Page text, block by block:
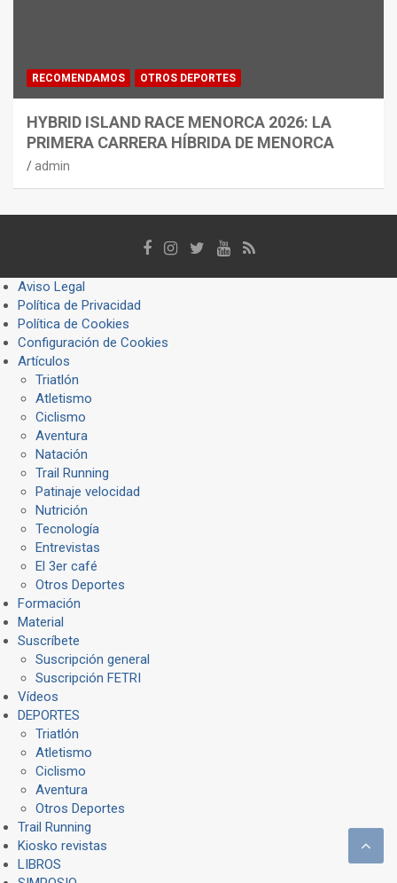
RECOMENDAMOS OTROS DEPORTES
HYBRID ISLAND RACE MENORCA 2026: LA
PRIMERA CARRERA HÍBRIDA DE MENORCA
admin
Aviso Legal
Política de Privacidad
Política de Cookies
Configuración de Cookies
Artículos
Triatlón
Atletismo
Ciclismo
Aventura
Natación
Trail Running
Patinaje velocidad
Nutrición
Tecnología
Entrevistas
El 3er café
Otros Deportes
Formación
Material
Suscríbete
Suscripción general
Suscripción FETRI
Vídeos
DEPORTES
Triatlón
Atletismo
Ciclismo
Aventura
Otros Deportes
Trail Running
Kiosko revistas
LIBROS